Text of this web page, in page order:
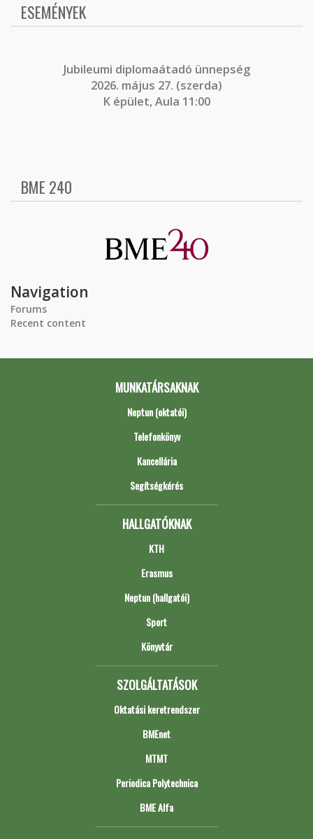
ESEMÉNYEK
Jubileumi diplomaátadó ünnepség
2026. május 27. (szerda)
K épület, Aula 11:00
BME 240
Navigation
Forums
Recent content
MUNKATÁRSAKNAK
Neptun (oktatói)
Telefonkönyv
Kancellária
Segítségkérés
HALLGATÓKNAK
KTH
Erasmus
Neptun (hallgatói)
Sport
Könyvtár
SZOLGÁLTATÁSOK
Oktatási keretrendszer
BMEnet
MTMT
Periodica Polytechnica
BME Alfa